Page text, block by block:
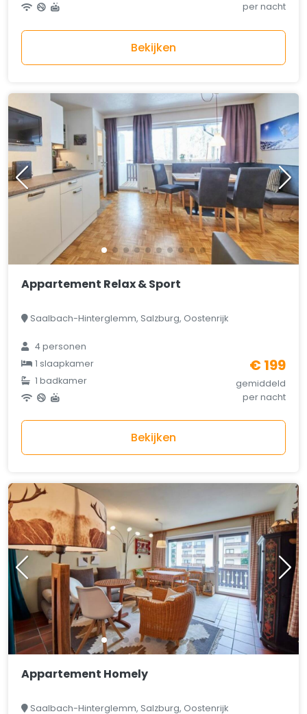
per nacht
Bekijken
Appartement Relax & Sport
Saalbach-Hinterglemm, Salzburg, Oostenrijk
4 personen
1 slaapkamer
1 badkamer
€ 199
gemiddeld
per nacht
Bekijken
Appartement Homely
Saalbach-Hinterglemm, Salzburg, Oostenrijk